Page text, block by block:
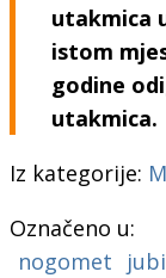
utakmica
istom
godine
utakmica.
Iz kategorije:
Označeno u:
nogomet